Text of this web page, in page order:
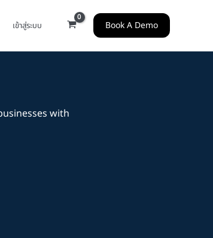
เข้าสู่ระบบ Book A Demo
with